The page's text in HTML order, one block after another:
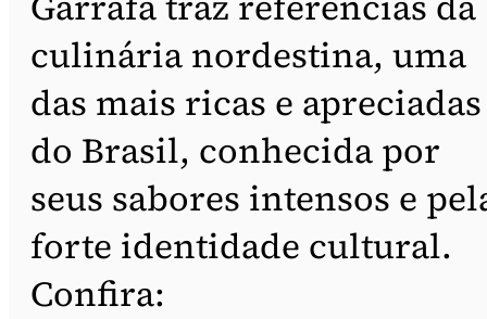
culinária nordestina, uma
das mais ricas e apreciadas
do Brasil, conhecida por
seus sabores intensos e
forte identidade cultural.
Confira: